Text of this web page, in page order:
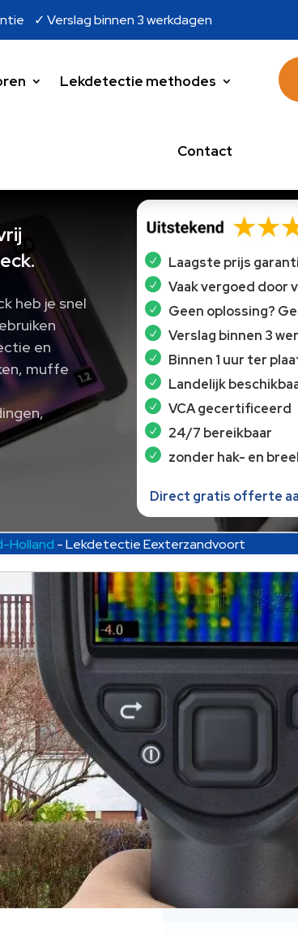
✓ Verslag binnen 3 werkdagen
Lekdetectie methodes
Contact
heb je snel
en
muffe
Laagste prijs
Vaak vergoed door
Geen oplossing?
Verslag binnen 3
Binnen 1 uur ter
Landelijk
VCA gecertificeerd
24/7 bereikbaar
zonder hak- en
Direct gratis offerte
Holland -Lekdetectie Eexterzandvoort